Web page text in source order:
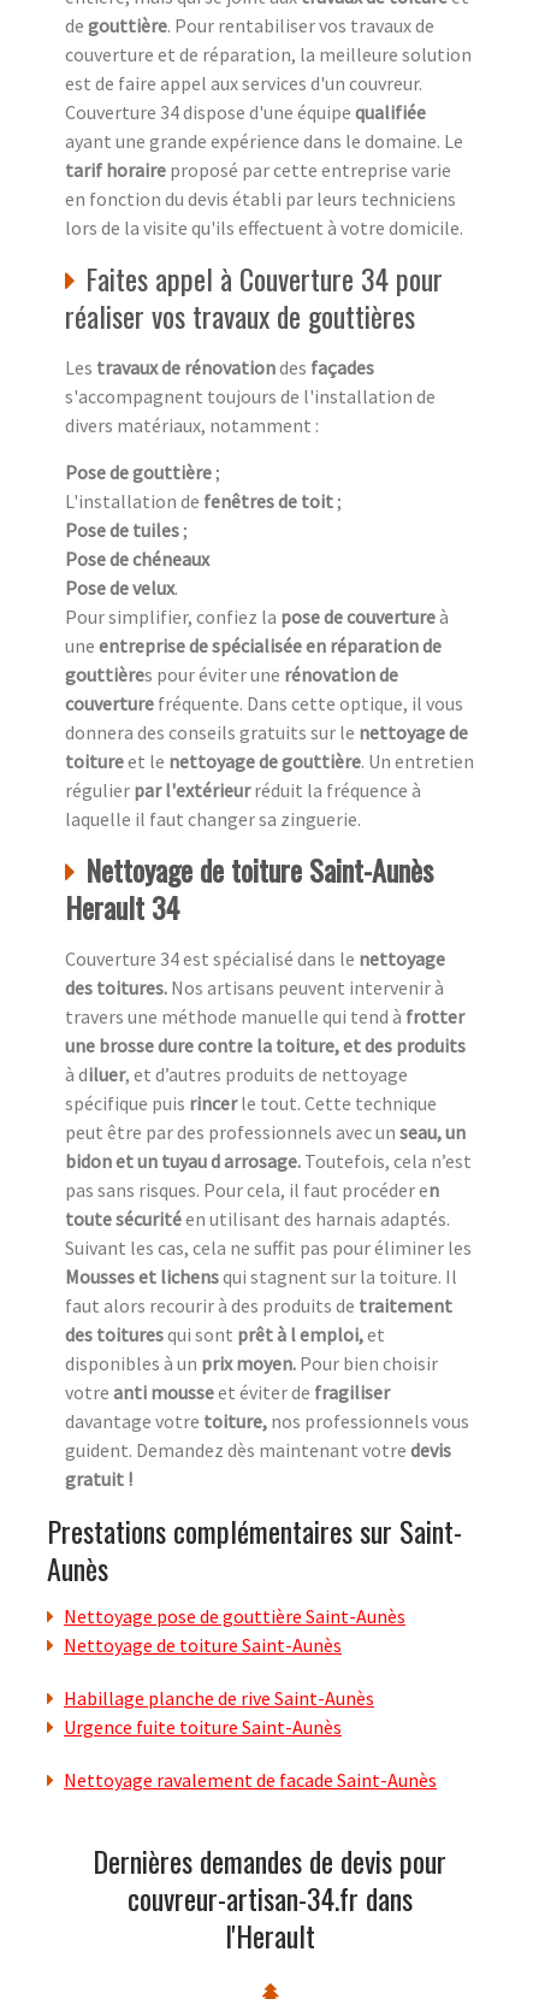
de gouttière. Pour rentabiliser vos travaux de
couverture et de réparation, la meilleure solution
est de faire appel aux services d'un couvreur.
Couverture 34 dispose d'une équipe qualifiée
ayant une grande expérience dans le domaine. Le
tarif horaire proposé par cette entreprise varie
en fonction du devis établi par leurs techniciens
lors de la visite qu'ils effectuent à votre domicile.
Faites appel à Couverture 34 pour
réaliser vos travaux de gouttières
Les travaux de rénovationdes façades
s'accompagnent toujours de l'installation de
divers matériaux, notamment :
Pose de gouttière ;
L'installation de fenêtres de toit ;
Pose de tuiles ;
Pose de chéneaux
Pose de velux.
Pour simplifier, confiez la pose de couvertureà
une entreprise de spécialisée en réparation de
gouttières pour éviter une rénovation de
couverture fréquente. Dans cette optique, il vous
donnera des conseils gratuits sur le nettoyage de
toitureet le nettoyage de gouttière. Un entretien
régulier par l'extérieurréduit la fréquence à
laquelle il faut changer sa zinguerie.
Nettoyage de toiture Saint-Aunès
Herault 34
Couverture 34 est spécialisé dans le nettoyage
des toitures. Nos artisans peuvent intervenir à
travers une méthode manuelle qui tend à frotter
une brosse dure contre la toiture, et des produits
à diluer, et d’autres produits de nettoyage
spécifique puis rincerle tout. Cette technique
peut être par des professionnels avec un seau, un
bidon et un tuyau d arrosage. Toutefois, cela n’est
pas sans risques. Pour cela, il faut procéder en
toute sécuritéen utilisant des harnais adaptés.
Suivant les cas, cela ne suffit pas pour éliminer les
Mousses et lichensqui stagnent sur la toiture. Il
faut alors recourir à des produits de traitement
des toituresqui sont prêt à l emploi,et
disponibles à un prix moyen. Pour bien choisir
votre anti mousseet éviter de fragiliser
davantage votre toiture, nos professionnels vous
guident. Demandez dès maintenant votre devis
gratuit !
Prestations complémentaires sur Saint-
Aunès
Nettoyage pose de gouttière Saint-Aunès
Nettoyage de toiture Saint-Aunès
Habillage planche de rive Saint-Aunès
Urgence fuite toiture Saint-Aunès
Nettoyage ravalement de facade Saint-Aunès
Dernières demandes de devis pour
couvreur-artisan-34.fr dans
l'Herault